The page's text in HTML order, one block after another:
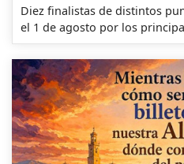
Diez finalistas de distintos
el 1 de agosto por los